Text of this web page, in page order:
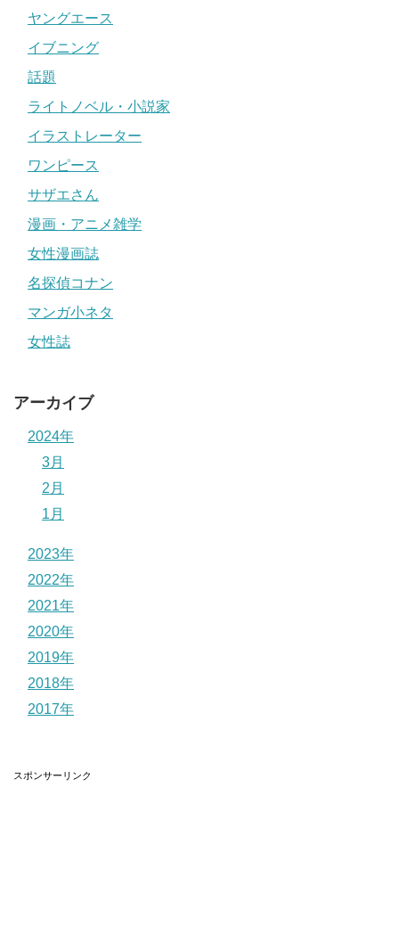
ヤングエース
イブニング
話題
ライトノベル・小説家
イラストレーター
ワンピース
サザエさん
漫画・アニメ雑学
女性漫画誌
名探偵コナン
マンガ小ネタ
女性誌
アーカイブ
2024年
3月
2月
1月
2023年
2022年
2021年
2020年
2019年
2018年
2017年
スポンサーリンク